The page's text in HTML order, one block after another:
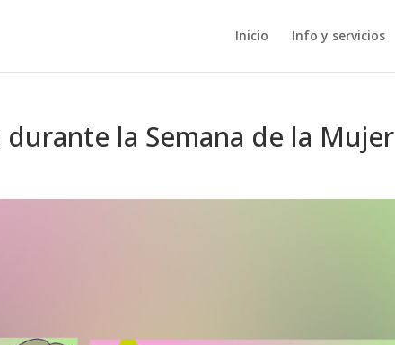
Inicio Info y servicios
la Semana de la Mujer